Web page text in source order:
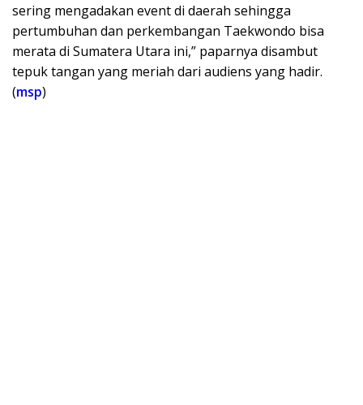
sering mengadakan event di daerah sehingga
pertumbuhan dan perkembangan Taekwondo bisa
merata di Sumatera Utara ini,” paparnya disambut
tepuk tangan yang meriah dari audiens yang hadir.
(msp)